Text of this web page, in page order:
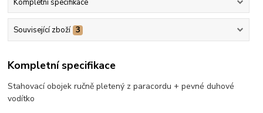
Související zboží 3
Kompletní specifikace
Stahovací obojek ručně pletený z paracordu + pevné duhové
vodítko